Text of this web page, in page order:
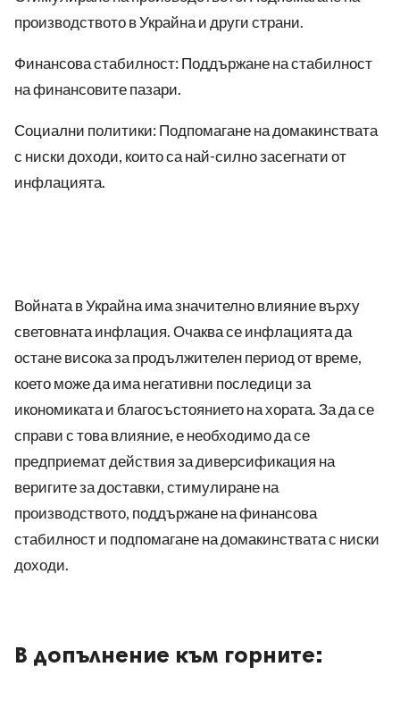
производството в Украйна и други страни.
Финансова стабилност: Поддържане на стабилност
на финансовите пазари.
Социални политики: Подпомагане на домакинствата
с ниски доходи, които са най-силно засегнати от
инфлацията.
Войната в Украйна има значително влияние върху
световната инфлация. Очаква се инфлацията да
остане висока за продължителен период от време,
което може да има негативни последици за
икономиката и благосъстоянието на хората. За да се
справи с това влияние, е необходимо да се
предприемат действия за диверсификация на
веригите за доставки, стимулиране на
производството, поддържане на финансова
стабилност и подпомагане на домакинствата с ниски
доходи.
В допълнение към горните: